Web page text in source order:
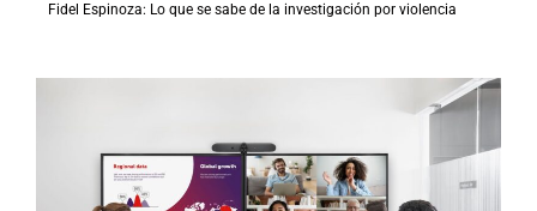
Fidel Espinoza: Lo que se sabe de la investigación por violencia